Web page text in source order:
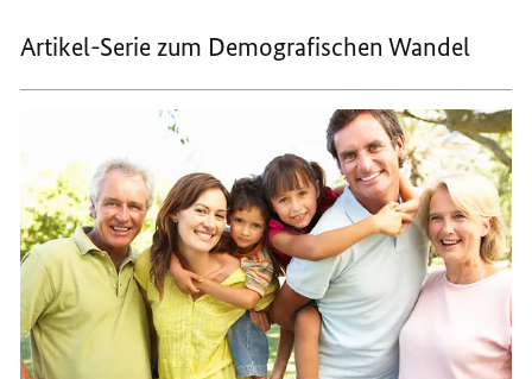
TEILEN,
BROKER"
DER
DER
Artikel-Serie zum Demografischen Wandel